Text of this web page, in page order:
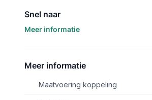
Snel naar
Meer informatie
Meer informatie
Maatvoering koppeling